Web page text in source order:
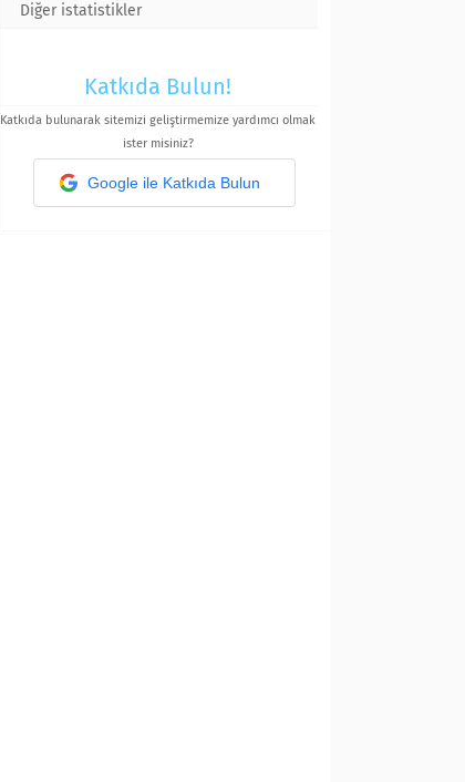
Diğer istatistikler
Katkıda Bulun!
Katkıda bulunarak sitemizi geliştirmemize yardımcı olmak
ister misiniz?
Google ile Katkıda Bulun